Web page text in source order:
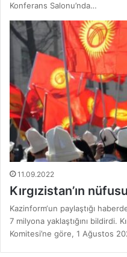
Konferans Salonu’nda…
11.09.2022
Kırgızistan’ın
Kazinform‘un paylaştığı
7 milyona yaklaştığını bildirdi.
Komitesi’ne göre, 1 Ağustos